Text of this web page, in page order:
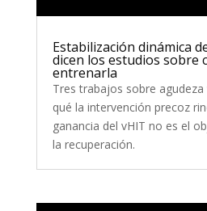
Estabilización dinámica
dicen los estudios sobre
entrenarla
Tres trabajos sobre
qué la intervención precoz
ganancia del vHIT no es el
la recuperación.